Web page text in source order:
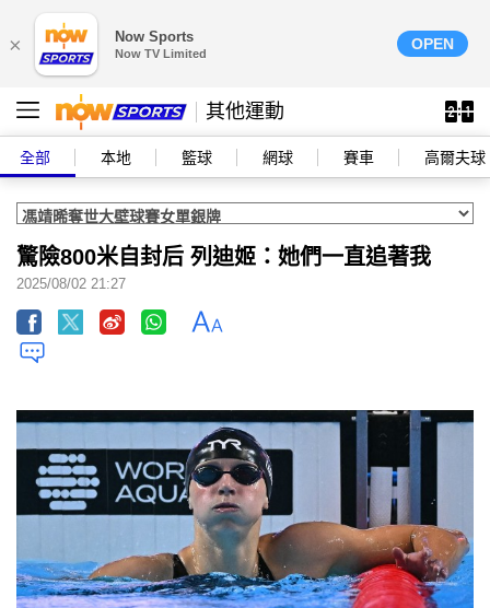
× Now Sports
Now TV Limited
OPEN
其他運動
全部 本地 籃球 網球 賽車 高爾夫球
驚險800米自封后 列迪姬：她們一直追著我
2025/08/02 21:27